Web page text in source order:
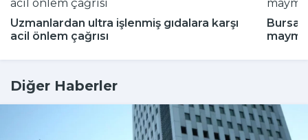
Uzmanlardan ultra işlenmiş gıdalara karşı
acil önlem çağrısı
Diğer Haberler